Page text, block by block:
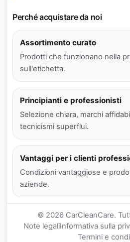
Perché acquistare da noi
Assortimento curato
Prodotti che funzionano nella
sull'etichetta.
Principianti e professionisti
Selezione chiara, marchi
tecnicismi superflui.
Vantaggi per i clienti
Condizioni vantaggiose e
aziende.
© 2026 CarCleanCare.
Note legaliInformativa sulla
Termini e